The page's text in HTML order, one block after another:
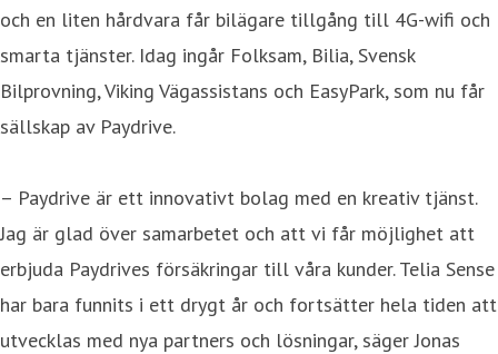
och en liten hårdvara får bilägare tillgång till 4G-wifi och
smarta tjänster. Idag ingår Folksam, Bilia, Svensk
Bilprovning, Viking Vägassistans och EasyPark, som nu får
sällskap av Paydrive.
– Paydrive är ett innovativt bolag med en kreativ tjänst.
Jag är glad över samarbetet och att vi får möjlighet att
erbjuda Paydrives försäkringar till våra kunder. Telia Sense
har bara funnits i ett drygt år och fortsätter hela tiden att
utvecklas med nya partners och lösningar, säger Jonas